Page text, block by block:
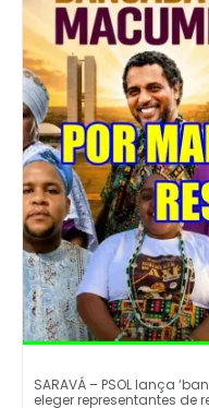
SARAVÁ – PSOL lança
eleger representantes de